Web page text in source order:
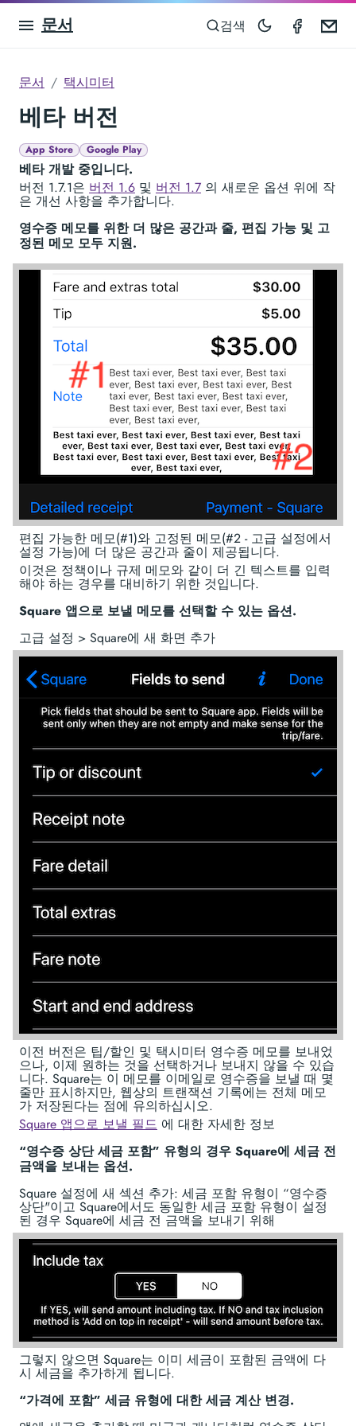
문서 검색
문서 택시미터
베타 버전
App Store Google Play
베타 개발 중입니다.
버전 1.7.1은 버전 1.6 및 버전 1.7 의 새로운 옵션 위에 작
은 개선 사항을 추가합니다.
영수증 메모를 위한 더 많은 공간과 줄, 편집 가능 및 고
정된 메모 모두 지원.
편집 가능한 메모(#1)와 고정된 메모(#2 - 고급 설정에서
설정 가능)에 더 많은 공간과 줄이 제공됩니다.
이것은 정책이나 규제 메모와 같이 더 긴 텍스트를 입력
해야 하는 경우를 대비하기 위한 것입니다.
Square 앱으로 보낼 메모를 선택할 수 있는 옵션.
고급 설정 > Square에 새 화면 추가
이전 버전은 팁/할인 및 택시미터 영수증 메모를 보내었
으나, 이제 원하는 것을 선택하거나 보내지 않을 수 있습
니다. Square는 이 메모를 이메일로 영수증을 보낼 때 몇
줄만 표시하지만, 웹상의 트랜잭션 기록에는 전체 메모
가 저장된다는 점에 유의하십시오.
Square 앱으로 보낼 필드 에 대한 자세한 정보
“영수증 상단 세금 포함” 유형의 경우 Square에 세금 전
금액을 보내는 옵션.
Square 설정에 새 섹션 추가: 세금 포함 유형이 “영수증
상단"이고 Square에서도 동일한 세금 포함 유형이 설정
된 경우 Square에 세금 전 금액을 보내기 위해
그렇지 않으면 Square는 이미 세금이 포함된 금액에 다
시 세금을 추가하게 됩니다.
“가격에 포함” 세금 유형에 대한 세금 계산 변경.